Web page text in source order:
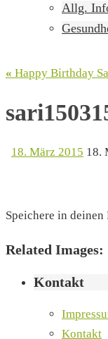
Allg.
« Happy Birthday
18. März 2015 18.
Speichere in
Related Images:
Kontakt
Kontakt